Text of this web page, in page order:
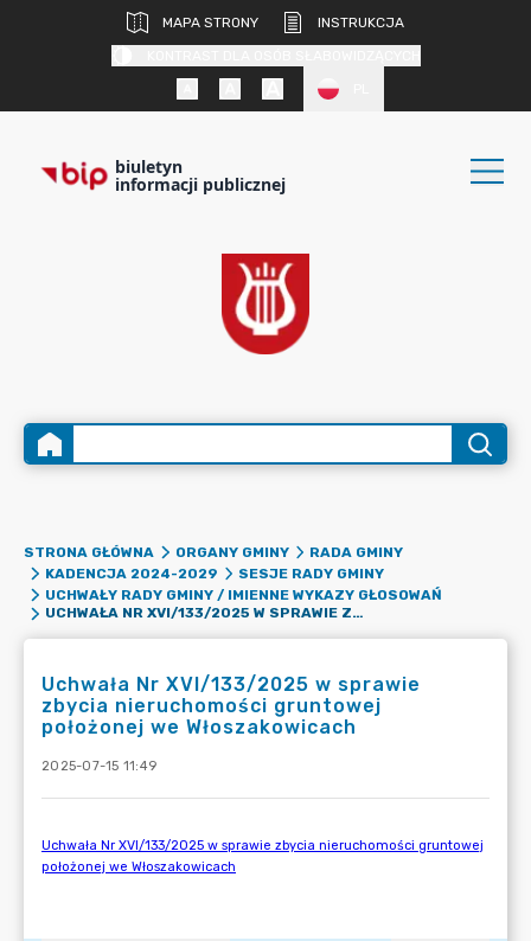
MAPA STRONY
INSTRUKCJA
biuletyn
informacji publicznej
STRONA GŁÓWNA ORGANY GMINY
RADA GMINY
KADENCJA 2024-2029
SESJE RADY GMINY
UCHWAŁY RADY GMINY / IMIENNE WYKAZY GŁOSOWAŃ
UCHWAŁA NR XVI/133/2025 W SPRAWIE ZBYCIA NIERUCHOMOŚCI GRUNTOWEJ POŁOŻONEJ WE WŁOSZAKOWICACH
Uchwała Nr XVI/133/2025 w sprawie
zbycia nieruchomości gruntowej
położonej we Włoszakowicach
2025-07-15 11:49